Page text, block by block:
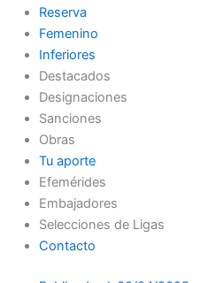
Reserva
Femenino
Inferiores
Destacados
Designaciones
Sanciones
Obras
Tu aporte
Efemérides
Embajadores
Selecciones de Ligas
Contacto